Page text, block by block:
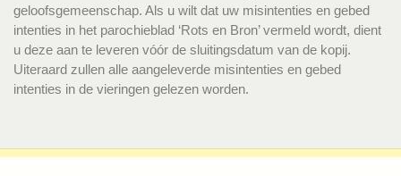
geloofsgemeenschap. Als u wilt dat uw misintenties en gebed
intenties in het parochieblad ‘Rots en Bron’ vermeld wordt, dient
u deze aan te leveren vóór de sluitingsdatum van de kopij.
Uiteraard zullen alle aangeleverde misintenties en gebed
intenties in de vieringen gelezen worden.